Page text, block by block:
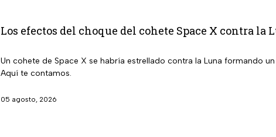
Los efectos del choque del cohete Space X contra la
Un cohete de Space X se habría estrellado contra la Luna formando
Aquí te contamos.
05 agosto, 2026